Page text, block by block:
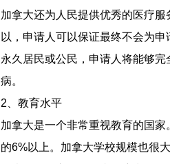
加拿大还为人民提供优秀的医疗
以，申请人可以保证最终不会为
永久居民或公民，申请人将能够
病。
2、教育水平
加拿大是一个非常重视教育的国
的6%以上。加拿大学校规模也很